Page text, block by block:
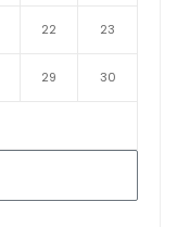
22 23
29 30